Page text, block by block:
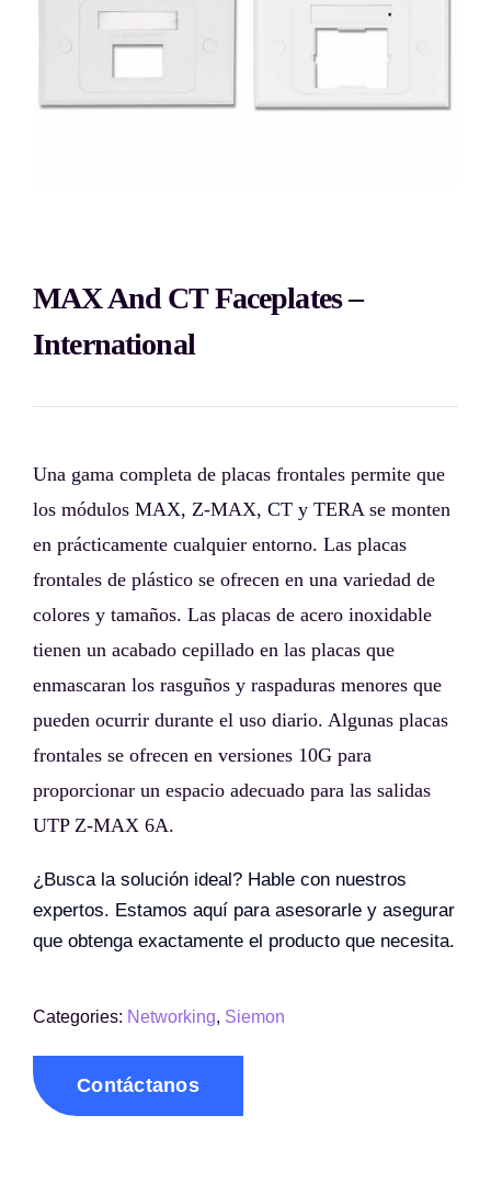
MAX And CT Faceplates –
International
Una gama completa de placas frontales permite que
los módulos MAX, Z-MAX, CT y TERA se monten
en prácticamente cualquier entorno. Las placas
frontales de plástico se ofrecen en una variedad de
colores y tamaños. Las placas de acero inoxidable
tienen un acabado cepillado en las placas que
enmascaran los rasguños y raspaduras menores que
pueden ocurrir durante el uso diario. Algunas placas
frontales se ofrecen en versiones 10G para
proporcionar un espacio adecuado para las salidas
UTP Z-MAX 6A.
¿Busca la solución ideal? Hable con nuestros
expertos. Estamos aquí para asesorarle y asegurar
que obtenga exactamente el producto que necesita.
Categories: Networking, Siemon
Contáctanos